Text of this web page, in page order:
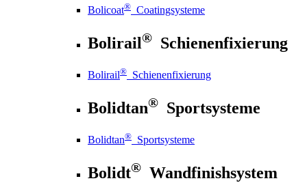
Bolicoat® Coatingsysteme
Bolirail® Schienenfixierung
Bolirail® Schienenfixierung
Bolidtan® Sportsysteme
Bolidtan® Sportsysteme
Bolidt® Wandfinishsystem